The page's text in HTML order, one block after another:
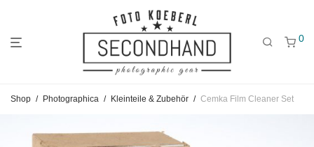
0
Shop / Photographica / Kleinteile & Zubehör / Cemka Film Cleaner Set